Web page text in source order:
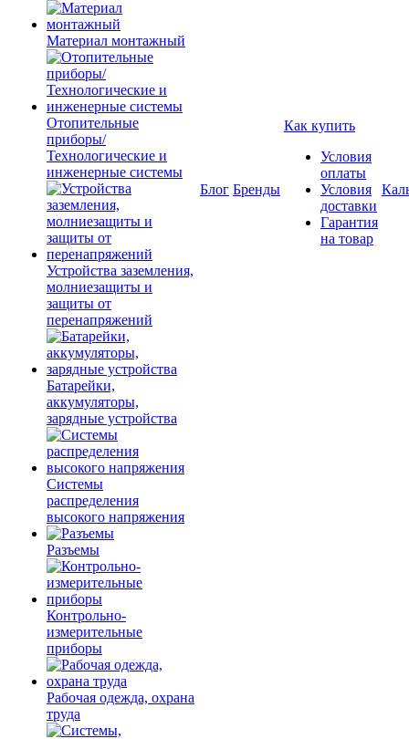
Материал монтажный
Отопительные
приборы/
Технологические и
инженерные системы
Устройства заземления,
молниезащиты и
защиты от
перенапряжений
Батарейки,
аккумуляторы,
зарядные устройства
Системы
распределения
высокого напряжения
Разъемы
Контрольно-
измерительные
приборы
Рабочая одежда, охрана
труда
Блог Бренды
Как купить
Условия
оплаты
Условия
доставки
Гарантия
на товар